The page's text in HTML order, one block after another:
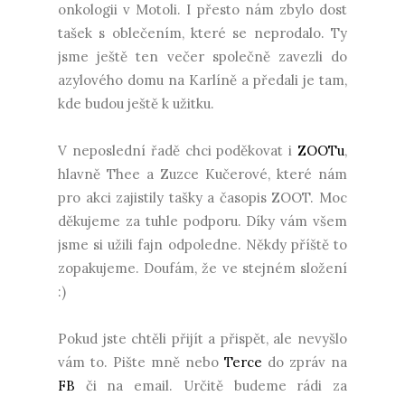
onkologii v Motoli. I přesto nám zbylo dost
tašek s oblečením, které se neprodalo. Ty
jsme ještě ten večer společně zavezli do
azylového domu na Karlíně a předali je tam,
kde budou ještě k užitku.
V neposlední řadě chci poděkovat i ZOOTu,
hlavně Thee a Zuzce Kučerové, které nám
pro akci zajistily tašky a časopis ZOOT. Moc
děkujeme za tuhle podporu. Díky vám všem
jsme si užili fajn odpoledne. Někdy příště to
zopakujeme. Doufám, že ve stejném složení
:)
Pokud jste chtěli přijít a přispět, ale nevyšlo
vám to. Pište mně nebo Terce do zpráv na
FB či na email. Určitě budeme rádi za